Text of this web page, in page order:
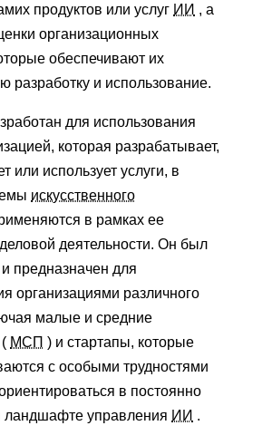
продуктов или услуг ИИ , а
организационных
обеспечивают их
разработку и использование.
для использования
которая разрабатывает,
или использует услуги, в
искусственного
в рамках ее
деятельности. Он был
предназначен для
организациями различного
малые и средние
МСП ) и стартапы, которые
с особыми трудностями
в постоянно
управления ИИ .